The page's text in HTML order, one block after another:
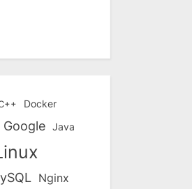
Docker
Google Java
Nginx